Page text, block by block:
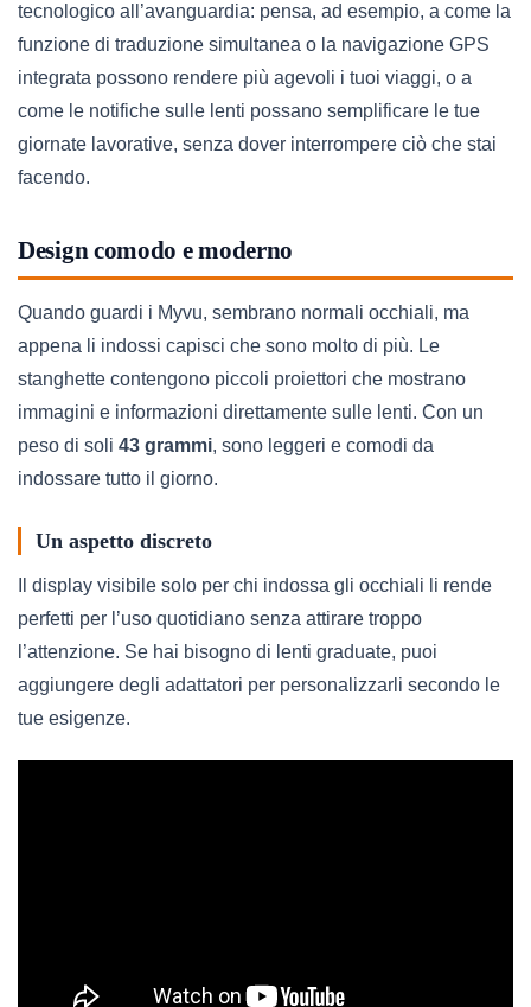
tecnologico all’avanguardia: pensa, ad esempio, a come la
funzione di traduzione simultanea o la navigazione GPS
integrata possono rendere più agevoli i tuoi viaggi, o a
come le notifiche sulle lenti possano semplificare le tue
giornate lavorative, senza dover interrompere ciò che stai
facendo.
Design comodo e moderno
Quando guardi i Myvu, sembrano normali occhiali, ma
appena li indossi capisci che sono molto di più. Le
stanghette contengono piccoli proiettori che mostrano
immagini e informazioni direttamente sulle lenti. Con un
peso di soli 43 grammi, sono leggeri e comodi da
indossare tutto il giorno.
Un aspetto discreto
Il display visibile solo per chi indossa gli occhiali li rende
perfetti per l’uso quotidiano senza attirare troppo
l’attenzione. Se hai bisogno di lenti graduate, puoi
aggiungere degli adattatori per personalizzarli secondo le
tue esigenze.